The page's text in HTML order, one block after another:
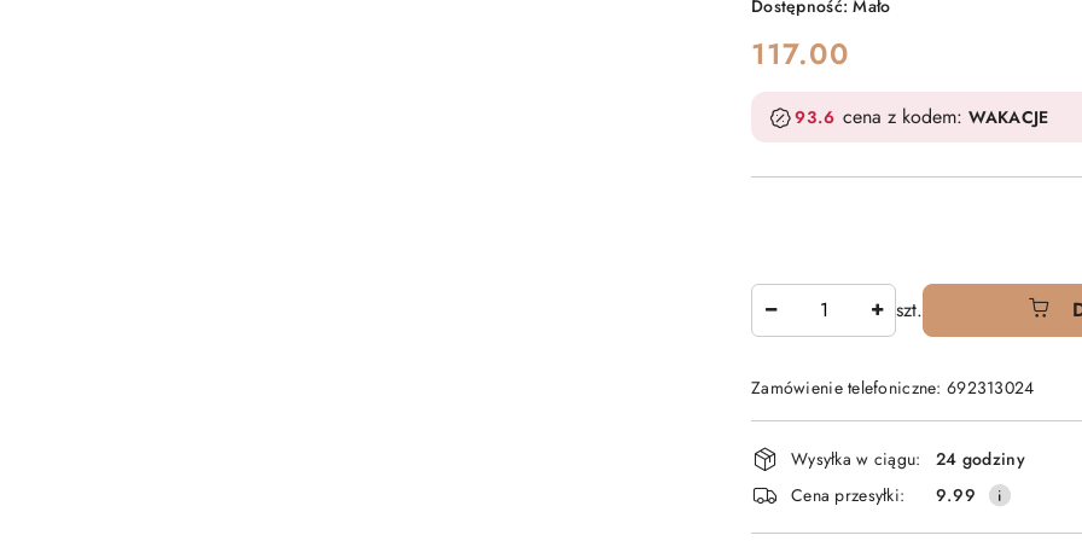
Dostępność:Mało
cena:
117.00
93.6 cena z kodem: WAKACJE
szt.
Zamówienie telefoniczne: 692313024
Dostępność
i
dostawa
Wysyłka w ciągu:
24 godziny
Cena przesyłki:
9.99